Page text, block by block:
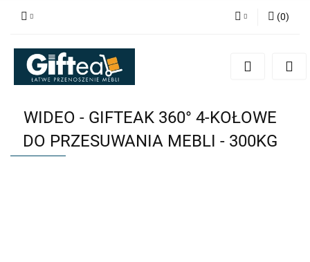
Zarejestruj się
(0)
WIDEO - GIFTEAK 360° 4-KOŁOWE
DO PRZESUWANIA MEBLI - 300KG